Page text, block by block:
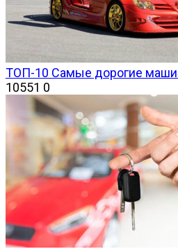
ТОП-10 Самые дорогие
10551 0